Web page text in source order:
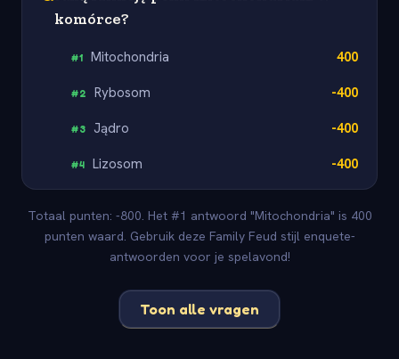
komórce?
#1 Mitochondria 400
#2 Rybosom -400
#3 Jądro -400
#4 Lizosom -400
Totaal punten: -800. Het #1 antwoord "Mitochondria" is 400
punten waard. Gebruik deze Family Feud stijl enquete-
antwoorden voor je spelavond!
Toon alle vragen